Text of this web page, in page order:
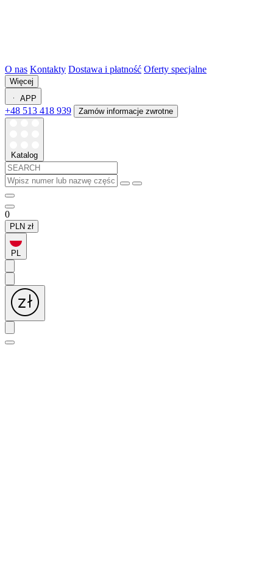
O nas Kontakty Dostawa i płatność Oferty specjalne
Więcej
APP
+48 513 418 939 Zamów informacje zwrotne
Katalog
0
PLN zł
PL